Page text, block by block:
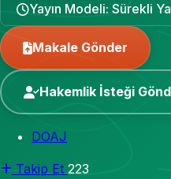
Yayın Modeli: Sürekli
Makale Gönder
Hakemlik İsteği
DOAJ
Takip Et 223